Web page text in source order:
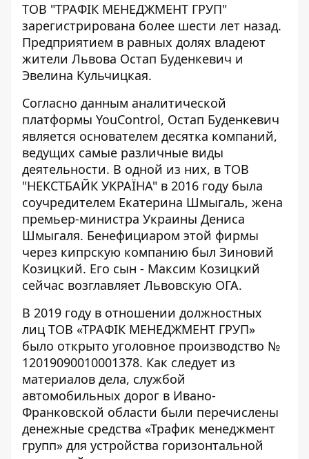
ТОВ "ТРАФІК МЕНЕДЖМЕНТ ГРУП"
зарегистрирована более шести лет назад.
Предприятием в равных долях владеют
жители Львова Остап Буденкевич и
Эвелина Кульчицкая.
Согласно данным аналитической
платформы YouControl, Остап Буденкевич
является основателем десятка компаний,
ведущих самые различные виды
деятельности. В одной из них, в ТОВ
"НЕКСТБАЙК УКРАЇНА" в 2016 году была
соучредителем Екатерина Шмыгаль, жена
премьер-министра Украины Дениса
Шмыгаля. Бенефициаром этой фирмы
через кипрскую компанию был Зиновий
Козицкий. Его сын - Максим Козицкий
сейчас возглавляет Львовскую ОГА.
В 2019 году в отношении должностных
лиц ТОВ «ТРАФІК МЕНЕДЖМЕНТ ГРУП»
было открыто уголовное производство №
12019090010001378. Как следует из
материалов дела, службой
автомобильных дорог в Ивано-
Франковской области были перечислены
денежные средства «Трафик менеджмент
групп» для устройства горизонтальной